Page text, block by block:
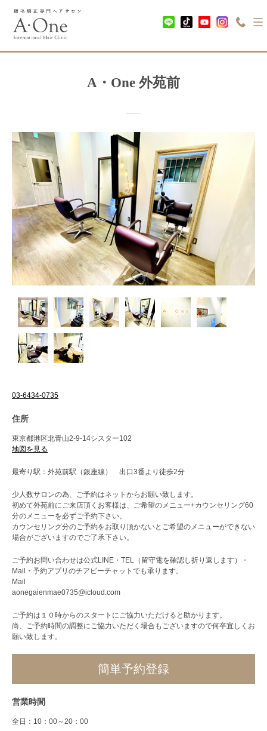
A・One 外苑前
03-6434-0735
住所
東京都港区北青山2-9-14シスター102
地図を見る
最寄り駅：外苑前駅（銀座線） 出口3番より徒歩2分
少人数サロンの為、ご予約はネットからお願い致します。
初めて外苑前にご来店頂くお客様は、ご希望のメニュー+カウンセリング60
分のメニューを必ずご予約下さい。
カウンセリング分のご予約をお取り頂かないとご希望のメニューができない
場合がございますのでご了承下さい。
ご予約お問い合わせは公式LINE・TEL（留守電を確認し折り返します）・
Mail・予約アプリのチアビーチャットでも承ります。
Mail
aonegaienmae0735@icloud.com
ご予約は１０時からのスタートにご協力いただけると助かります。
尚、ご予約時間の調整にご協力いただく場合もございますので何卒宜しくお
願い致します。
簡単予約登録
営業時間
全日：10：00～20：00